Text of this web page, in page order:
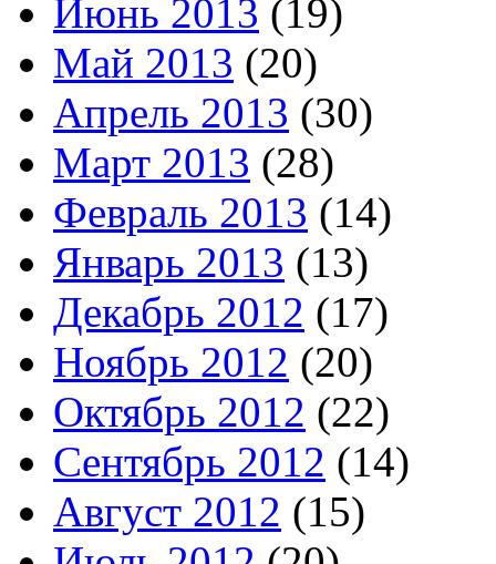
Июнь 2013 (19)
Май 2013 (20)
Апрель 2013 (30)
Март 2013 (28)
Февраль 2013 (14)
Январь 2013 (13)
Декабрь 2012 (17)
Ноябрь 2012 (20)
Октябрь 2012 (22)
Сентябрь 2012 (14)
Август 2012 (15)